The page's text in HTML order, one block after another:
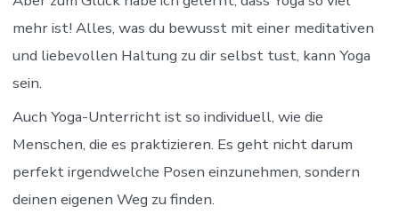
mehr ist! Alles, was du bewusst mit einer meditativen
und liebevollen Haltung zu dir selbst tust, kann Yoga
sein.
Auch Yoga-Unterricht ist so individuell, wie die
Menschen, die es praktizieren. Es geht nicht darum
perfekt irgendwelche Posen einzunehmen, sondern
deinen eigenen Weg zu finden.